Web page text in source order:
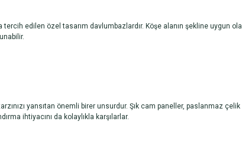
edilen özel tasarım davlumbazlardır. Köşe alanın şekline uygun
yansıtan önemli birer unsurdur. Şık cam paneller, paslanmaz
ihtiyacını da kolaylıkla karşılarlar.